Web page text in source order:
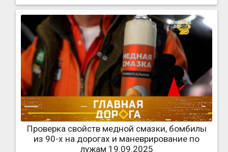
Проверка свойств медной смазки, бомбилы
из 90-х на дорогах и маневрирование по
лужам 19.09.2025